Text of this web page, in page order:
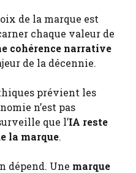
de la marque est
chaque valeur de
cohérence narrative
de la décennie.
prévient les
n’est pas
que l’IA reste
la marque.
dépend. Une marque